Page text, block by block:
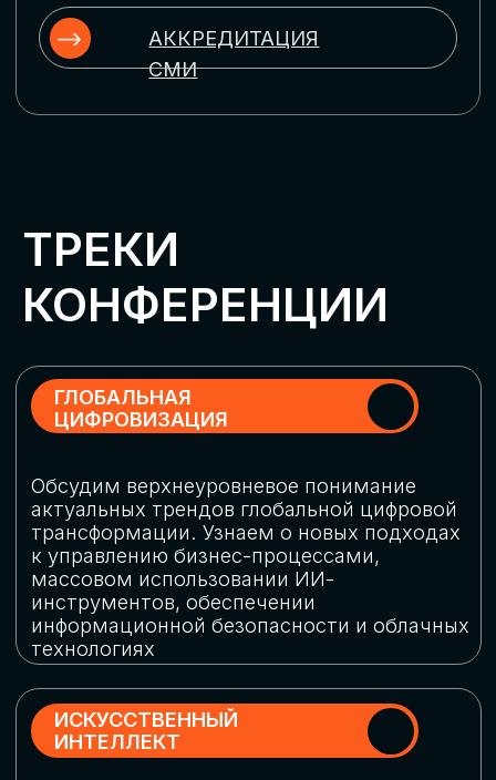
Выясним, как в наши дни уверенно
защищать свой бизнес от киберугроз
ЦИФРОВИЗАЦИЯ
МАРКЕТИНГА И ПРОДАЖ
Обменяемся опытом, какие ИИ-решения
в маркетинге и продажах наиболее
рекламными кампаниями показывают
наибольшую эффективность
РОБОТИЗАЦИЯ
Узнаем, в каких отраслях ИИ
«материализуется», какие роботы
решают сложные бизнес-задачи, а где
только обсуждают концепции
роботизации и потенциальные бюджеты
на тестирование образцов
ЦИФРОВИЗАЦИЯ
КЛИЕНТСКОГО СЕРВИСА
Разберем кейсы в сфере цифровизации